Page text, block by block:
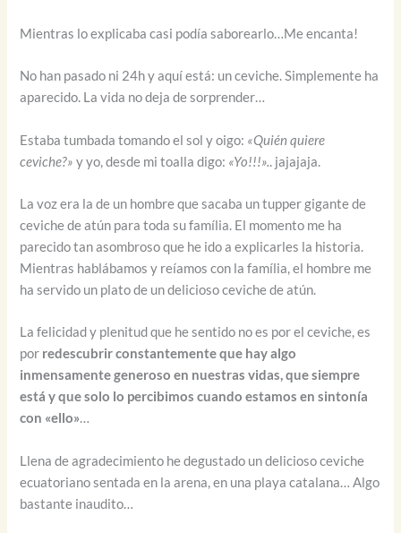
Mientras lo explicaba casi podía saborearlo…Me encanta!
No han pasado ni 24h y aquí está: un ceviche. Simplemente ha
aparecido. La vida no deja de sorprender…
Estaba tumbada tomando el sol y oigo: «Quién quiere
ceviche?» y yo, desde mi toalla digo: «Yo!!!».. jajajaja.
La voz era la de un hombre que sacaba un tupper gigante de
ceviche de atún para toda su família. El momento me ha
parecido tan asombroso que he ido a explicarles la historia.
Mientras hablábamos y reíamos con la família, el hombre me
ha servido un plato de un delicioso ceviche de atún.
La felicidad y plenitud que he sentido no es por el ceviche, es
por redescubrir constantemente que hay algo
inmensamente generoso en nuestras vidas, que siempre
está y que solo lo percibimos cuando estamos en sintonía
con «ello»…
Llena de agradecimiento he degustado un delicioso ceviche
ecuatoriano sentada en la arena, en una playa catalana… Algo
bastante inaudito…